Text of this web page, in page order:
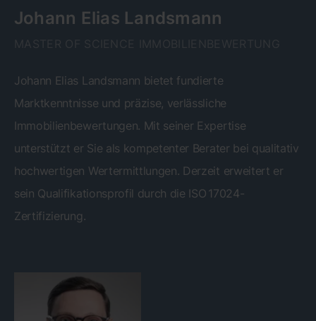
Johann Elias Landsmann
Johann Elias Landsmann bietet fundierte
Marktkenntnisse und präzise, verlässliche
Immobilienbewertungen. Mit seiner Expertise
unterstützt er Sie als kompetenter Berater bei qualitativ
hochwertigen Wertermittlungen. Derzeit erweitert er
sein Qualifikationsprofil durch die ISO 17024-
Zertifizierung.